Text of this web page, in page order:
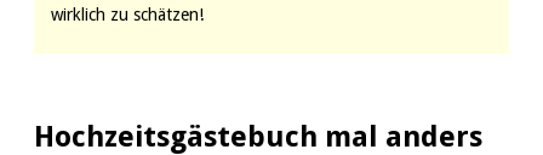
wirklich zu schätzen!
Hochzeitsgästebuch mal anders